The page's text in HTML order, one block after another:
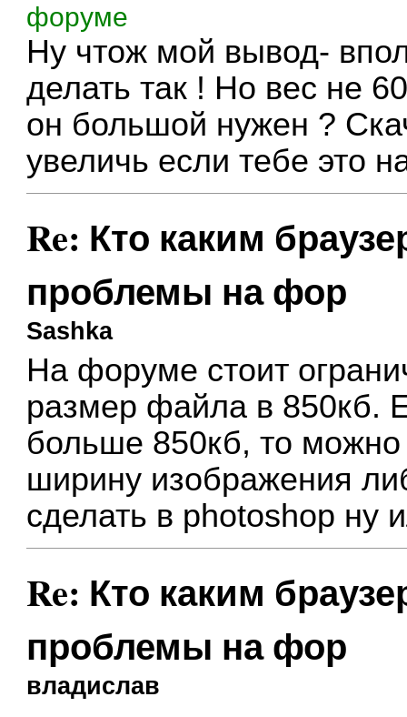
форуме
Ну чтож мой вывод-
делать так ! Но вес не
он большой нужен ?
увеличь если тебе это
Re: Кто каким
проблемы на фор
Sashka
На форуме стоит
размер файла в 850кб.
больше 850кб, то
ширину изображения
сделать в photoshop ну
Re: Кто каким
проблемы на фор
владислав